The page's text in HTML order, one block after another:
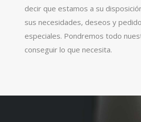
decir que estamos a su
sus necesidades, deseos y
especiales. Pondremos todo
conseguir lo que necesita.